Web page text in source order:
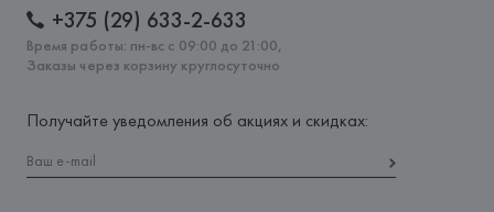
+375 (29) 633-2-633
Время работы: пн-вс с 09:00 до 21:00,
Заказы через корзину круглосуточно
Получайте уведомления об акциях и скидках: